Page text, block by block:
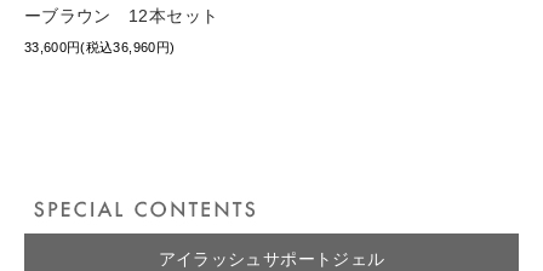
ーブラウン 12本セット
33,600円(税込36,960円)
アイラッシュサポートジェル